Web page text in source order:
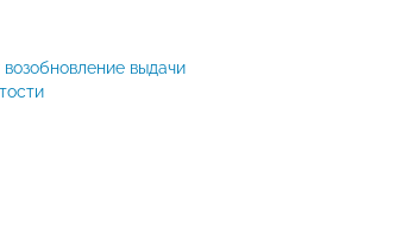
выдачи